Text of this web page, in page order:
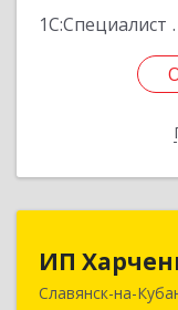
1С:Специалист
ИП
Славянск-на-
ИП
353 579,